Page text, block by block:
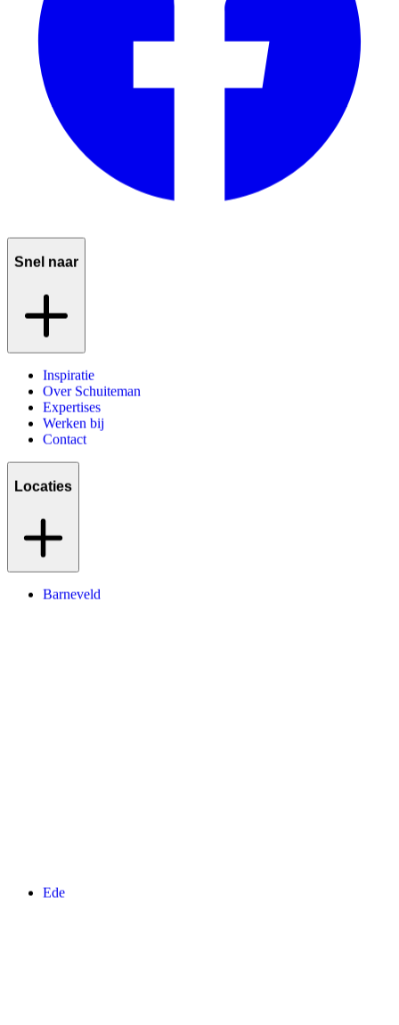
Snel naar
Inspiratie
Over Schuiteman
Expertises
Werken bij
Contact
Locaties
Barneveld
Ede